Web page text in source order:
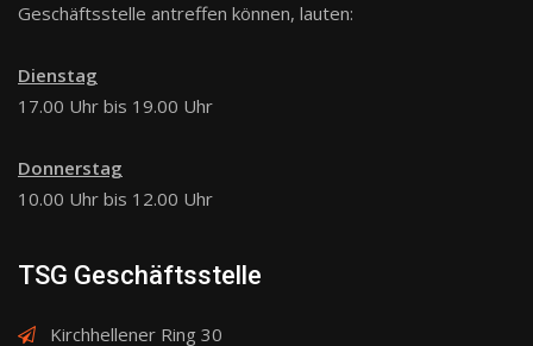
Geschäftsstelle antreffen können, lauten:
Dienstag
17.00 Uhr bis 19.00 Uhr
Donnerstag
10.00 Uhr bis 12.00 Uhr
TSG Geschäftsstelle
Kirchhellener Ring 30